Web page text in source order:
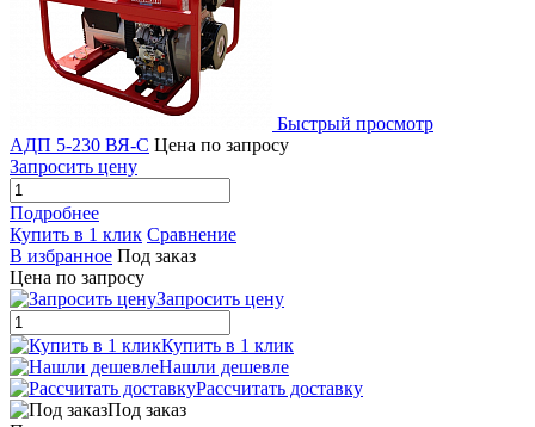
Быстрый просмотр
АДП 5-230 ВЯ-С Цена по запросу
Запросить цену
Подробнее
Купить в 1 клик Сравнение
В избранное Под заказ
Цена по запросу
Запросить цену
Купить в 1 клик
Нашли дешевле
Рассчитать доставку
Под заказ